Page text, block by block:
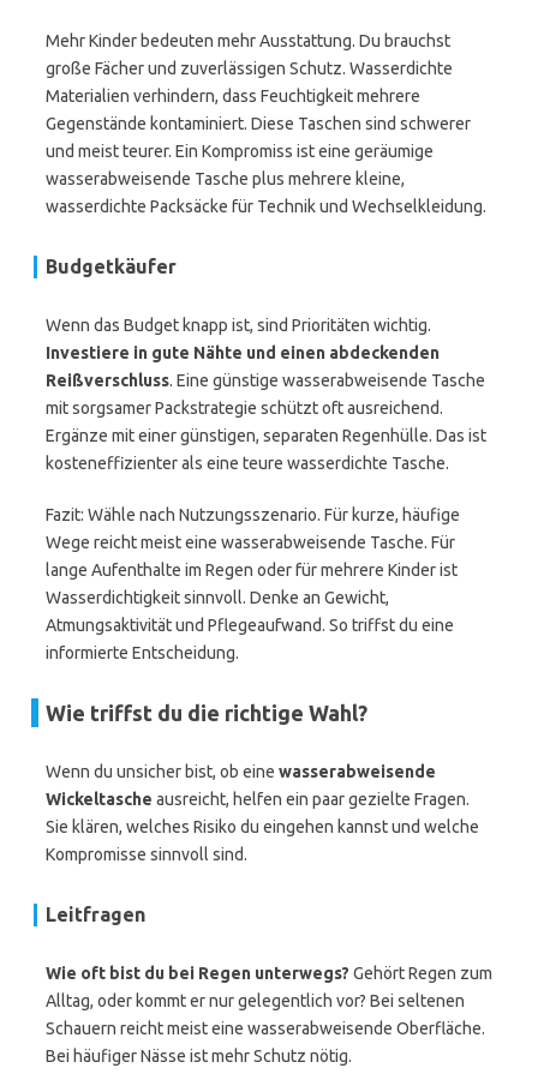
Mehr Kinder bedeuten mehr Ausstattung. Du brauchst
große Fächer und zuverlässigen Schutz. Wasserdichte
Materialien verhindern, dass Feuchtigkeit mehrere
Gegenstände kontaminiert. Diese Taschen sind schwerer
und meist teurer. Ein Kompromiss ist eine geräumige
wasserabweisende Tasche plus mehrere kleine,
wasserdichte Packsäcke für Technik und Wechselkleidung.
Budgetkäufer
Wenn das Budget knapp ist, sind Prioritäten wichtig.
Investiere in gute Nähte und einen abdeckenden
Reißverschluss. Eine günstige wasserabweisende Tasche
mit sorgsamer Packstrategie schützt oft ausreichend.
Ergänze mit einer günstigen, separaten Regenhülle. Das ist
kosteneffizienter als eine teure wasserdichte Tasche.
Fazit: Wähle nach Nutzungsszenario. Für kurze, häufige
Wege reicht meist eine wasserabweisende Tasche. Für
lange Aufenthalte im Regen oder für mehrere Kinder ist
Wasserdichtigkeit sinnvoll. Denke an Gewicht,
Atmungsaktivität und Pflegeaufwand. So triffst du eine
informierte Entscheidung.
Wie triffst du die richtige Wahl?
Wenn du unsicher bist, ob eine wasserabweisende
Wickeltasche ausreicht, helfen ein paar gezielte Fragen.
Sie klären, welches Risiko du eingehen kannst und welche
Kompromisse sinnvoll sind.
Leitfragen
Wie oft bist du bei Regen unterwegs? Gehört Regen zum
Alltag, oder kommt er nur gelegentlich vor? Bei seltenen
Schauern reicht meist eine wasserabweisende Oberfläche.
Bei häufiger Nässe ist mehr Schutz nötig.